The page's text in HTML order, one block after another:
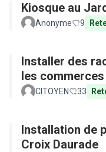
Kiosque au
Anonyme 9
Installer des
les
CITOYEN 33
Installation de
Croix Daurade